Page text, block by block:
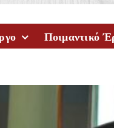
Ποιμαντικό